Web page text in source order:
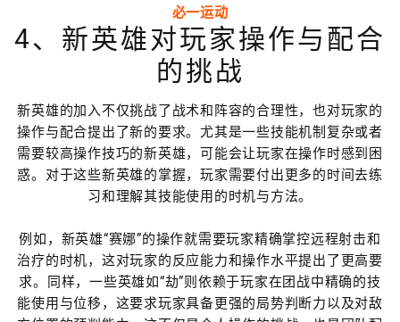
必一运动
4、新英雄对玩家操作与配合
的挑战
新英雄的加入不仅挑战了战术和阵容的合理性，也对玩家的
操作与配合提出了新的要求。尤其是一些技能机制复杂或者
需要较高操作技巧的新英雄，可能会让玩家在操作时感到困
惑。对于这些新英雄的掌握，玩家需要付出更多的时间去练
习和理解其技能使用的时机与方法。
例如，新英雄“赛娜”的操作就需要玩家精确掌控远程射击和
治疗的时机，这对玩家的反应能力和操作水平提出了更高要
求。同样，一些英雄如“劫”则依赖于玩家在团战中精确的技
能使用与位移，这要求玩家具备更强的局势判断力以及对敌